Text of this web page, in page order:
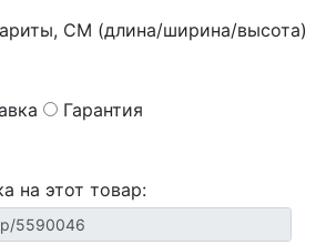
СМ (длина/ширина/высота)
Гарантия
на этот товар: